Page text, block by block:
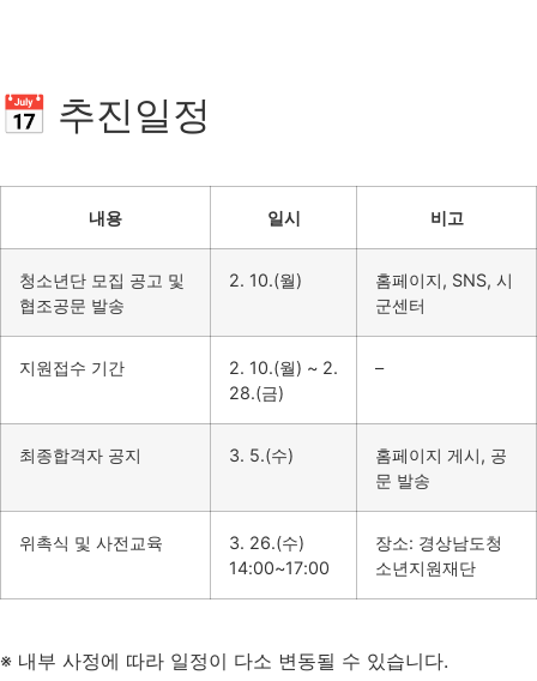
📅 추진일정
내용 일시 비고
청소년단 모집 공고 및
협조공문 발송
2. 10.(월)
홈페이지, SNS, 시
군센터
지원접수 기간
2. 10.(월) ~ 2.
28.(금)
–
최종합격자 공지 3. 5.(수)
홈페이지 게시, 공
문 발송
위촉식 및 사전교육
3. 26.(수)
14:00~17:00
장소: 경상남도청
소년지원재단
※ 내부 사정에 따라 일정이 다소 변동될 수 있습니다.